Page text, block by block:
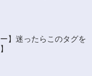
】迷ったらこのタグを